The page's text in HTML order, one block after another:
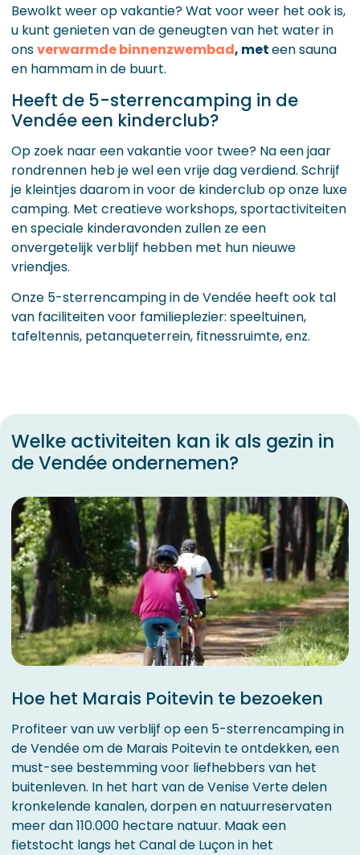
Bewolkt weer op vakantie? Wat voor weer het ook is,
u kunt genieten van de geneugten van het water in
onsverwarmde binnenzwembad, meteen sauna
en hammam in de buurt.
Heeft de 5-sterrencamping in de
Vendée een kinderclub?
Op zoek naar een vakantie voor twee? Na een jaar
rondrennen heb je wel een vrije dag verdiend. Schrijf
je kleintjes daarom in voor de kinderclub op onze luxe
camping. Met creatieve workshops, sportactiviteiten
en speciale kinderavonden zullen ze een
onvergetelijk verblijf hebben met hun nieuwe
vriendjes.
Onze 5-sterrencamping in de Vendée heeft ook tal
van faciliteiten voor familieplezier: speeltuinen,
tafeltennis, petanqueterrein, fitnessruimte, enz.
Welke activiteiten kan ik als gezin in
de Vendée ondernemen?
Hoe het Marais Poitevin te bezoeken
Profiteer van uw verblijf op een 5-sterrencamping in
de Vendée om de Marais Poitevin te ontdekken, een
must-see bestemming voor liefhebbers van het
buitenleven. In het hart van de Venise Verte delen
kronkelende kanalen, dorpen en natuurreservaten
meer dan 110.000 hectare natuur. Maak een
fietstocht langs het Canal de Luçon in het